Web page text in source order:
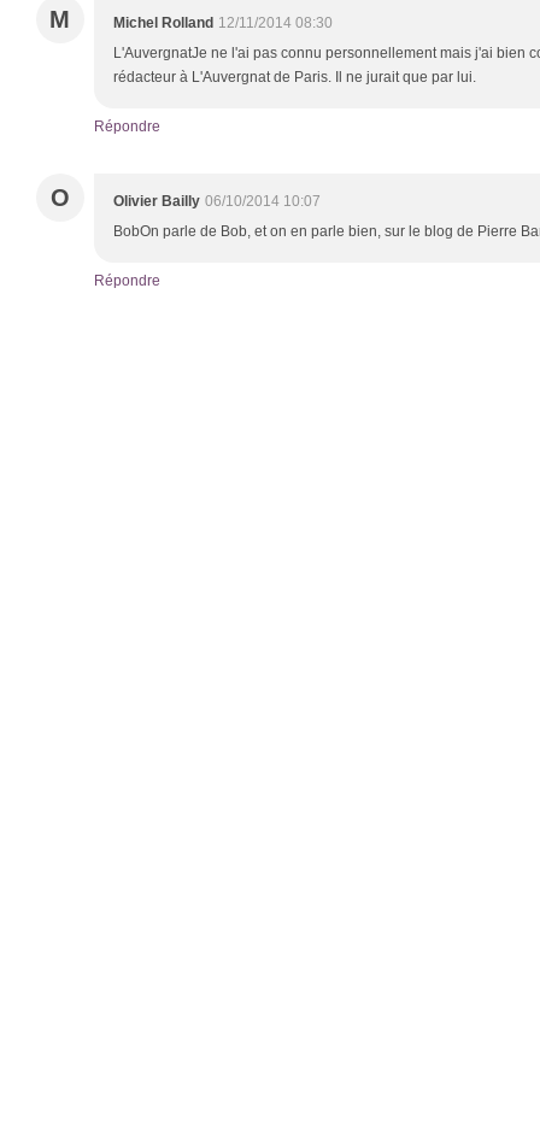
M Michel Rolland 12/11/2014 08:30
L'AuvergnatJe ne l'ai pas connu personnellement mais j'ai bien
rédacteur à L'Auvergnat de Paris. Il ne jurait que par lui.
Répondre
O Olivier Bailly 06/10/2014 10:07
BobOn parle de Bob, et on en parle bien, sur le blog de Pierre
Répondre